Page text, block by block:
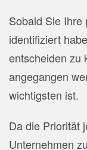
Sobald Sie Ihre
identifiziert
entscheiden zu
angegangen
wichtigsten ist.
Da die Priorität
Unternehmen